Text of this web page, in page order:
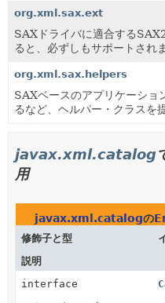
org.xml.sax.ext
SAXドライバに適合する
ると、必ずしもサポートされ
org.xml.sax.helpers
SAXベースのアプリケーショ
るなど、ヘルパー・クラスを
javax.xml.catalog
用
javax.xml.catalogの
修飾子と型
説明
interface